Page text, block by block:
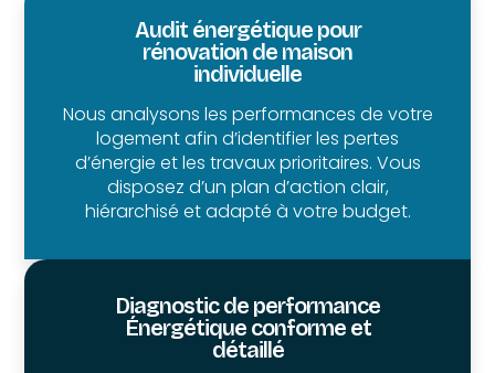
Audit énergétique pour
rénovation de maison
individuelle
Nous analysons les performances de votre
logement afin d’identifier les pertes
d’énergie et les travaux prioritaires. Vous
disposez d’un plan d’action clair,
hiérarchisé et adapté à votre budget.
Diagnostic de performance
Énergétique conforme et
détaillé